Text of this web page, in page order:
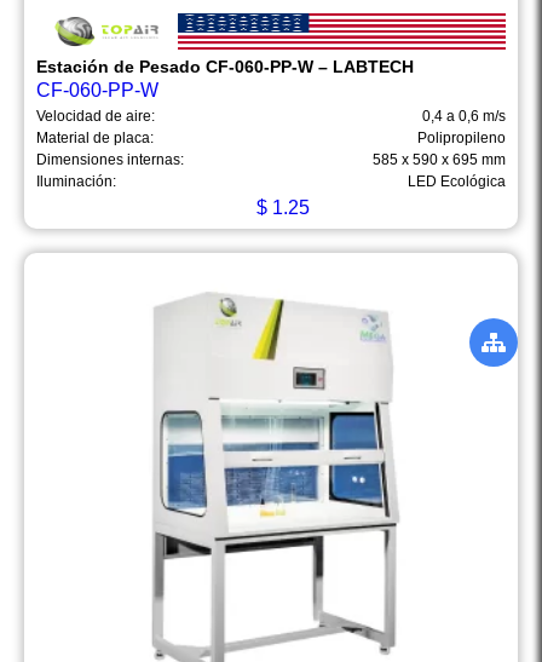
Estación de Pesado CF-060-PP-W – LABTECH
CF-060-PP-W
Velocidad de aire:
0,4 a 0,6 m/s
Material de placa:
Polipropileno
Dimensiones internas:
585 x 590 x 695 mm
Iluminación:
LED Ecológica
$ 1.25